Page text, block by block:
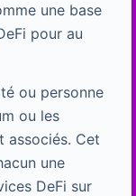
une base
pour au
ou personne
ou les
associés. Cet
une
DeFi sur